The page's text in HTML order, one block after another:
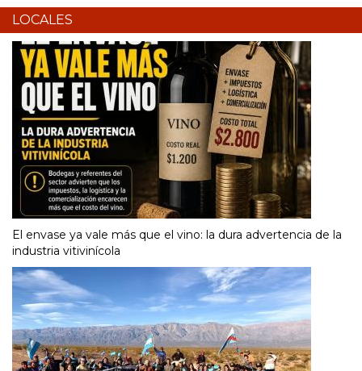
LOCALES
El envase ya vale más que el vino: la dura advertencia de la
industria vitivinícola